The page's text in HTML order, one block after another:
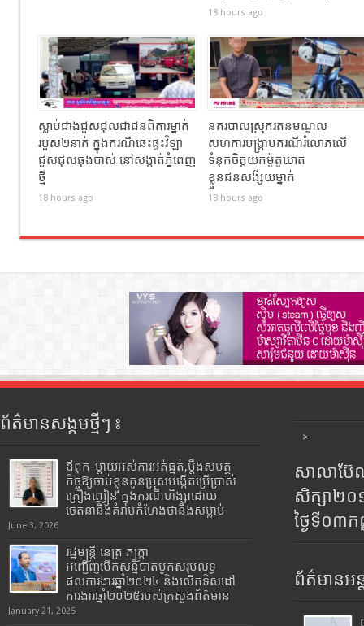
18 hours ago
ស្លាប់ជាងជួសជុលជាជនពិការម្នាក់
របួស២នាក់ ក្នុងករណីឆេះផ្ទះវិឡា
ជួសជុលធុងបាស់ នៅសង្កាត់ភ្នំពេញ
ថ្មី
18 hours ago
នគរបាលស្រុករតនមណ្ឌល
សហការបង្រ្កាបករណីរំលោភលើ
ទំនុកចិត្តយកម៉ូតូឃាត់
ខ្លួនជនសង័្សយម្នាក់
18 hours ago
ព័ត៌មានសង្គមថ្មីៗ ៖
ឪពុក-ម្ដាយអស់ការអត់ធ្មត់,ប្ដឹងសមត្ថ
កិច្ចឱ្យចាប់ខ្លួនកូនប្រុសបង្កើតប្រើប្រាស់
គ្រឿងញៀន ក្នុងករណីហិង្សាដោយ
ចេតនានិងគំរាមកំហែងថានឹងសម្លាប់
June 3, 2026
រដ្ឋមន្រ្តី​ នេត្រ​ ភក្ត្រា​
អញ្ជើញបើកសន្និបាតបូកសរុបលទ្ធ
ផលការងារឆ្នាំ២០២៤ និងលើកទិសដៅ
ការងារឆ្នាំ២០២៥របស់​ក្រសួង​ព័ត៌មាន​
January 21, 2025
>
សាលាប៊ែ
សិក្សា២
ថ្ងៃទី០៣
ព័ត៌មានអន្